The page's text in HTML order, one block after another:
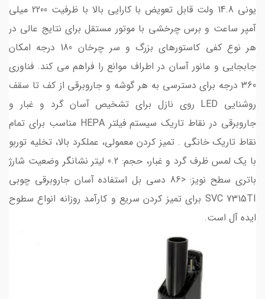
یونی 14.8 ولت قابل تعویض با کارایی بالا با ظرفیت 2200 میلی
آمپر ساعت و برس چرخشی با موتور مستقل برای نتایج عالی در
هر نوع کفی کاستورهای بزرگ و سر چرخان 180 درجه امکان
جابجایی و مانور آسان در اطراف موانع را فراهم می کند. فناوری
360 درجه برای دسترسی به هر گوشه و جاروبرقی از کف تا سقف
روشنایی LED روی نازل برای تشخیص آسان گرد و غبار و
جاروبرقی در نقاط تاریک سیستم فیلتر HEPA مناسب برای تمام
نقاط تاریک خانگی . تمیز کردن معمولی، عملکرد بالا، تخلیه توربو
با یک لمس ظرف گرد و غبار، حجم: 0.2 لیتر نشانگر وضعیت شارژ
باتری سطح نویز: <86 دسی بل استفاده آسان جاروبرقی چوبی
SVC 7315TI برای تمیز کردن سریع و کارآمد روزانه انواع سطوح
ایده آل است.